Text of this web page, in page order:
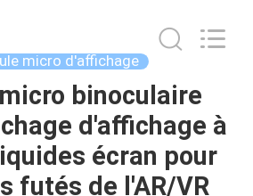
micro d'affichage
binoculaire
d'affichage à
écran pour
futés de l'AR/VR